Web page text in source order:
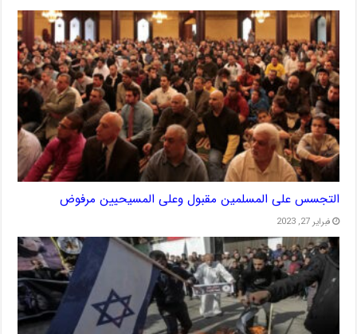
التجسس على المسلمين مقبول وعلى المسيحيين مرفوض
فبراير 27, 2023